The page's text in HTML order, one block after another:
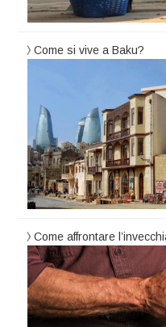
Come si vive a Baku?
Come affrontare